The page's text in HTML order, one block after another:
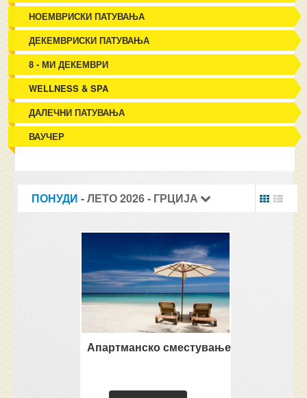
НОЕМВРИСКИ ПАТУВАЊА
ДЕКЕМВРИСКИ ПАТУВАЊА
8 - МИ ДЕКЕМВРИ
WELLNESS & SPA
ДАЛЕЧНИ ПАТУВАЊА
ВАУЧЕР
ПОНУДИ - ЛЕТО 2026 - ГРЦИЈА
Апартманско сместување